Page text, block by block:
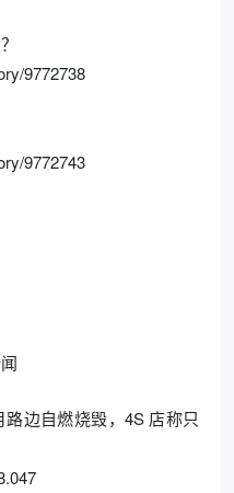
9772738
9772743
边自燃烧毁，4S 店称只